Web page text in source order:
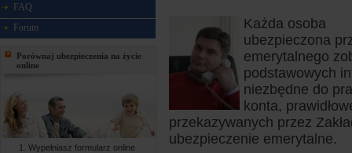
FAQ
Forum
Porównaj ubezpieczenia na życie
online
Wypełniasz formularz online
Każda osoba
ubezpieczona
emerytalnego
podstawowych
niezbędne do
konta,
przekazywanych przez
ubezpieczenie emerytalne.